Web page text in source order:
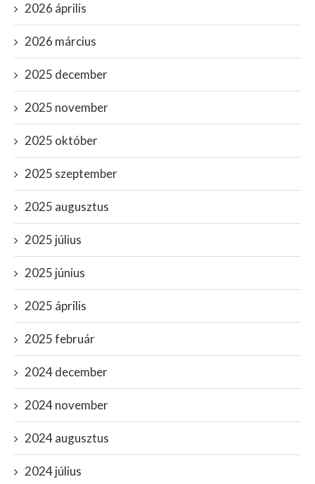
2026 április
2026 március
2025 december
2025 november
2025 október
2025 szeptember
2025 augusztus
2025 július
2025 június
2025 április
2025 február
2024 december
2024 november
2024 augusztus
2024 július